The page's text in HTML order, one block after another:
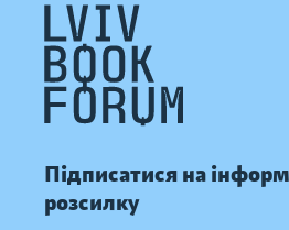
Підписатися на
розсилку